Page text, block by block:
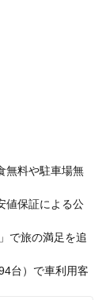
無料や駐車場無
値保証による公
で旅の満足を追
台）で車利用客